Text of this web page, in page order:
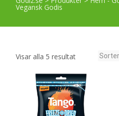
Vegansk Godis
Visar alla 5 resultatSortera
senaste